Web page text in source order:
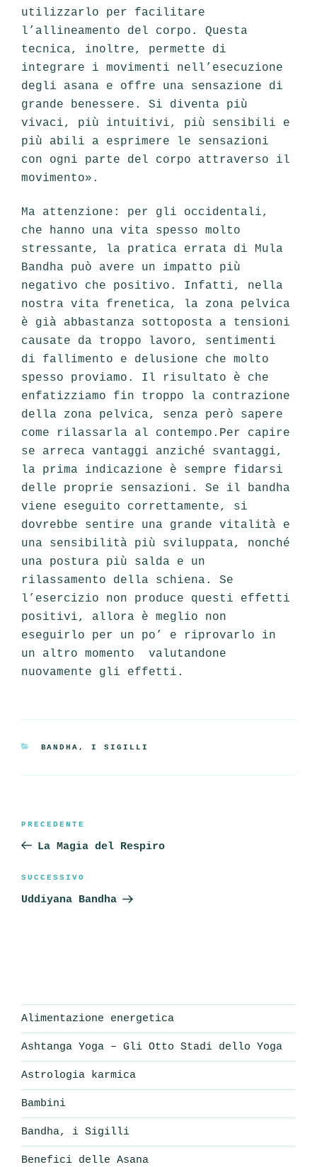
utilizzarlo per facilitare
l’allineamento del corpo. Questa
tecnica, inoltre, permette di
integrare i movimenti nell’esecuzione
degli asana e offre una sensazione di
grande benessere. Si diventa più
vivaci, più intuitivi, più sensibili e
più abili a esprimere le sensazioni
con ogni parte del corpo attraverso il
movimento».
Ma attenzione: per gli occidentali,
che hanno una vita spesso molto
stressante, la pratica errata di Mula
Bandha può avere un impatto più
negativo che positivo. Infatti, nella
nostra vita frenetica, la zona pelvica
è già abbastanza sottoposta a tensioni
causate da troppo lavoro, sentimenti
di fallimento e delusione che molto
spesso proviamo. Il risultato è che
enfatiz­ziamo fin troppo la contrazione
della zona pelvica, senza però sapere
come rilassarla al contempo.Per capire
se arre­ca vantaggi anziché svantaggi,
la prima indicazione è sempre fidarsi
delle proprie sensazioni. Se il bandha
viene eseguito correttamente, si
dovrebbe sentire una grande vitalità e
una sensibilità più sviluppata, nonché
una postura più salda e un
rilassamento della schiena. Se
l’esercizio non produce questi effetti
positivi, allora è meglio non
eseguirlo per un po’ e riprovarlo in
un altro momento valutandone
nuovamente gli effetti.
CATEGORIE
BANDHA, I SIGILLI
Articolo
precedente:
PRECEDENTE
La Magia del Respiro
Articolo
successivo
SUCCESSIVO
Uddiyana Bandha
Alimentazione energetica
Ashtanga Yoga – Gli Otto Stadi dello Yoga
Astrologia karmica
Bambini
Bandha, i Sigilli
Benefici delle Asana